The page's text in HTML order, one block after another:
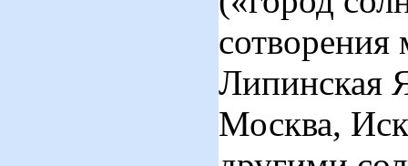
сотворения
Липинская
Москва,